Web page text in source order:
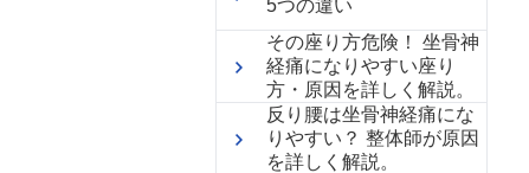
5つの違い
その座り方危険！ 坐骨神
経痛になりやすい座り
方・原因を詳しく解説。
反り腰は坐骨神経痛にな
りやすい？ 整体師が原因
を詳しく解説。